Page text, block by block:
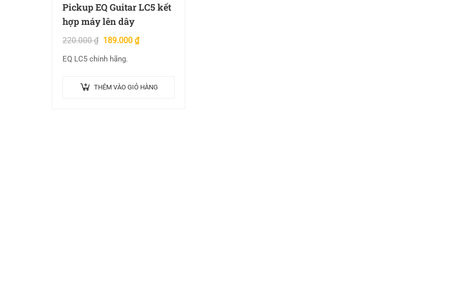
Pickup EQ Guitar LC5 kết
hợp máy lên dây
220.000₫ 189.000 ₫
EQ LC5 chính hãng.
THÊM VÀO GIỎ HÀNG